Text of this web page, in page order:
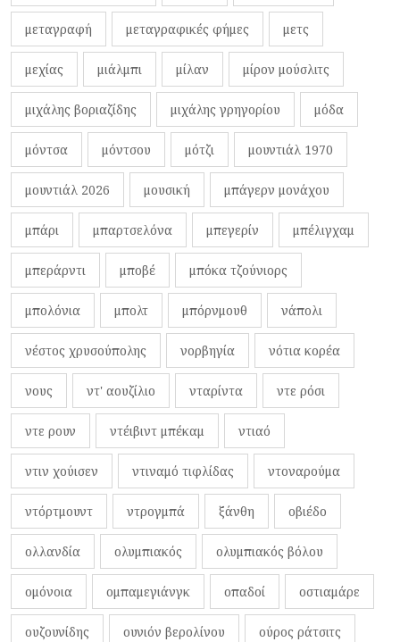
μεταγραφή μεταγραφικές φήμες μετς
μεχίας μιάλμπι μίλαν μίρον μούσλιτς
μιχάλης βοριαζίδης μιχάλης γρηγορίου μόδα
μόντσα μόντσου μότζι μουντιάλ 1970
μουντιάλ 2026 μουσική μπάγερν μονάχου
μπάρι μπαρτσελόνα μπεγερίν μπέλιγχαμ
μπεράρντι μποβέ μπόκα τζούνιορς
μπολόνια μπολτ μπόρνμουθ νάπολι
νέστος χρυσούπολης νορβηγία νότια κορέα
νους ντ' αουζίλιο νταρίντα ντε ρόσι
ντε ρουν ντέιβιντ μπέκαμ ντιαό
ντιν χούισεν ντιναμό τιφλίδας ντοναρούμα
ντόρτμουντ ντρογμπά ξάνθη οβιέδο
ολλανδία ολυμπιακός ολυμπιακός βόλου
ομόνοια ομπαμεγιάνγκ οπαδοί οστιαμάρε
ουζουνίδης ουνιόν βερολίνου ούρος ράτσιτς